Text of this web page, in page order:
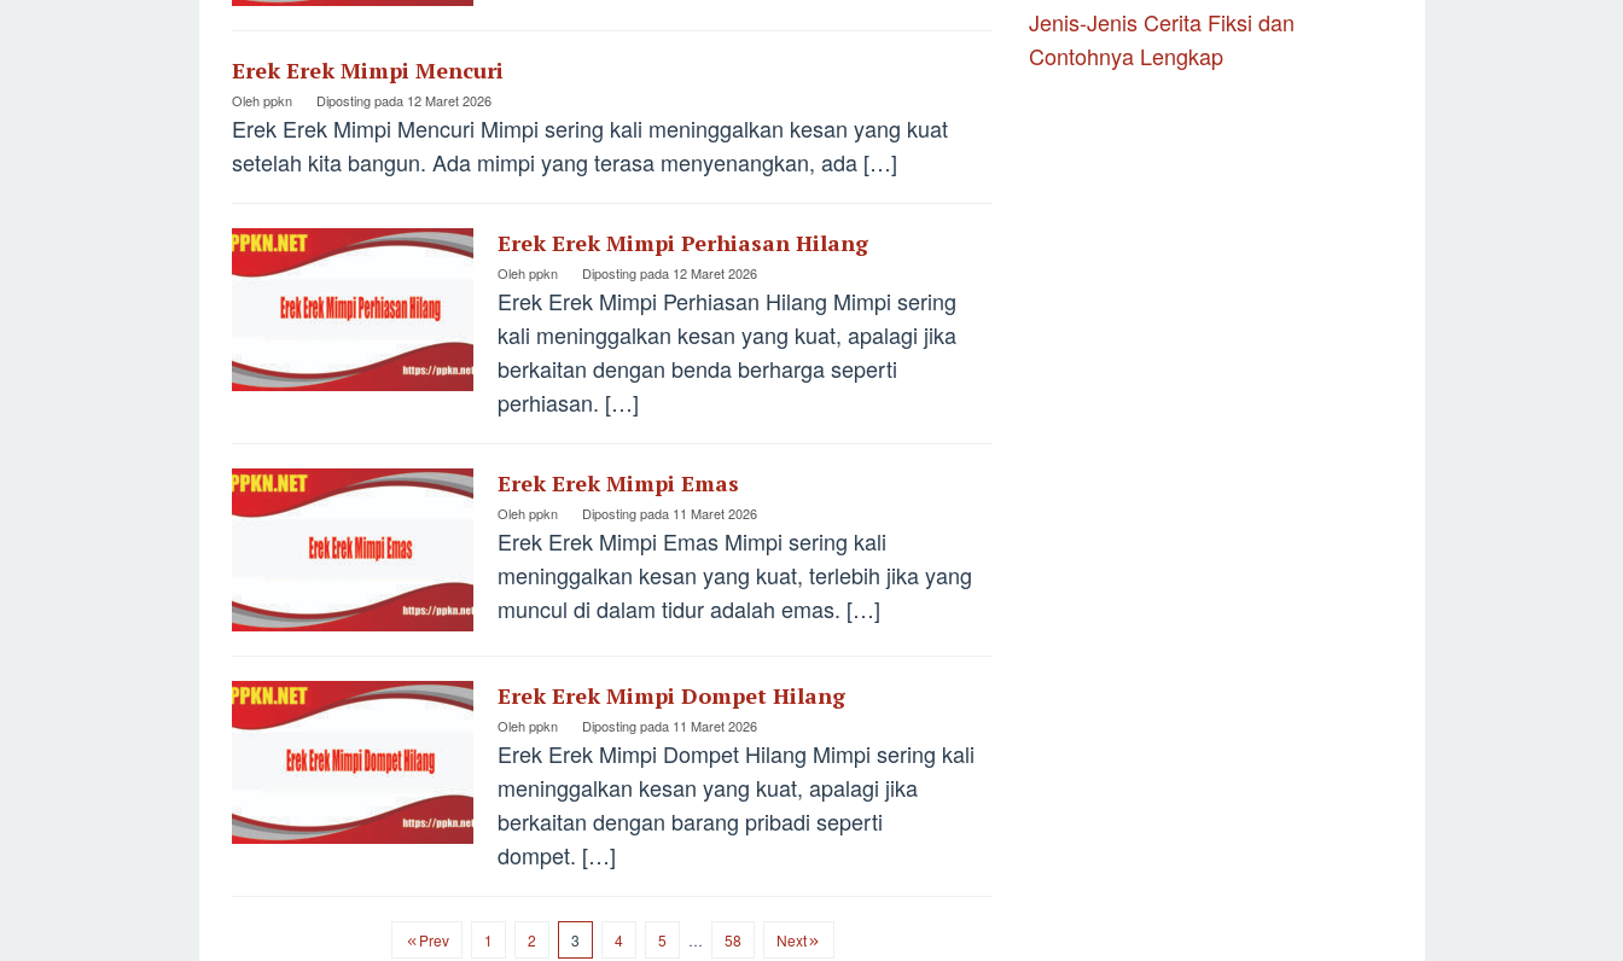
Erek Erek Mimpi Mencuri
Olehppkn Diposting pada 12 Maret 2026
Erek Erek Mimpi Mencuri Mimpi sering kali meninggalkan kesan yang kuat
setelah kita bangun. Ada mimpi yang terasa menyenangkan, ada […]
Erek Erek Mimpi Perhiasan Hilang
Olehppkn Diposting pada 12 Maret 2026
Erek Erek Mimpi Perhiasan Hilang Mimpi sering
kali meninggalkan kesan yang kuat, apalagi jika
berkaitan dengan benda berharga seperti
perhiasan. […]
Erek Erek Mimpi Emas
Olehppkn Diposting pada 11 Maret 2026
Erek Erek Mimpi Emas Mimpi sering kali
meninggalkan kesan yang kuat, terlebih jika yang
muncul di dalam tidur adalah emas. […]
Erek Erek Mimpi Dompet Hilang
Olehppkn Diposting pada 11 Maret 2026
Erek Erek Mimpi Dompet Hilang Mimpi sering kali
meninggalkan kesan yang kuat, apalagi jika
berkaitan dengan barang pribadi seperti
dompet. […]
Prev 1 2 3 4 5 … 58 Next
Jenis-Jenis Cerita Fiksi dan
Contohnya Lengkap